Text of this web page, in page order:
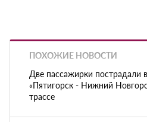
ПОХОЖИЕ НОВОСТИ
Две пассажирки пострадали
«Пятигорск - Нижний
трассе